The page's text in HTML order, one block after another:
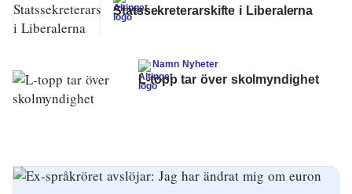
Statssekreterarskifte i Liberalerna
Namn Nyheter
L-topp tar över skolmyndighet